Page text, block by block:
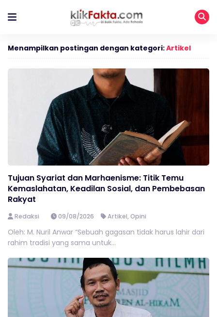
Menampilkan postingan dengan kategori:Artikel
Tujuan Syariat dan Marhaenisme: Titik Temu
Kemaslahatan, Keadilan Sosial, dan Pembebasan
Rakyat
Redaksi 09/08/2026 Artikel,Opini
Oleh: M. Nuril Anwar “Sebuah gagasan tidak harus lahir dari
rahim tradisi yang sama untuk...